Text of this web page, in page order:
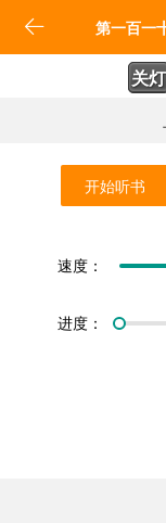
 第一百一
关灯
开始听书
速度：
进度：